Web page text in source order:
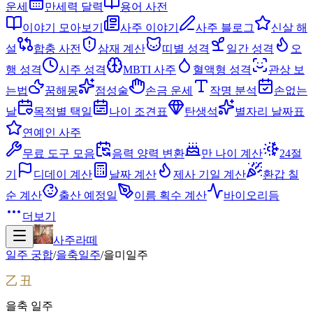
운세
만세력 달력
용어 사전
이야기 모아보기
사주 이야기 사주 블로그
신살 해
설
합충 사전 삼재 계산 띠별 성격 일간 성격
오
행 성격
시주 성격 MBTI 사주 혈액형 성격
관상 보
는법
꿈해몽 점성술 손금 운세 작명 분석
손없는
날
목적별 택일 나이 조견표 탄생석
별자리 날짜표
연예인 사주
무료 도구 모음
음력 양력 변환 만 나이 계산
24절
기
디데이 계산 날짜 계산 제사 기일 계산
환갑 칠
순 계산
출산 예정일 이름 획수 계산
바이오리듬
더보기
사주라떼
일주 궁합/을축일주/을미 일주
乙丑
을축 일주